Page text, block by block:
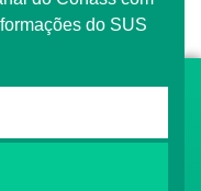
do SUS